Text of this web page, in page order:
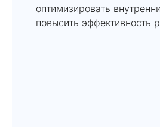
оптимизировать
повысить эффективность